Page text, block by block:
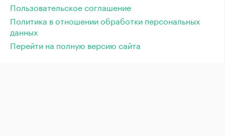
Пользовательское соглашение
Политика в отношении обработки персональных
данных
Перейти на полную версию сайта